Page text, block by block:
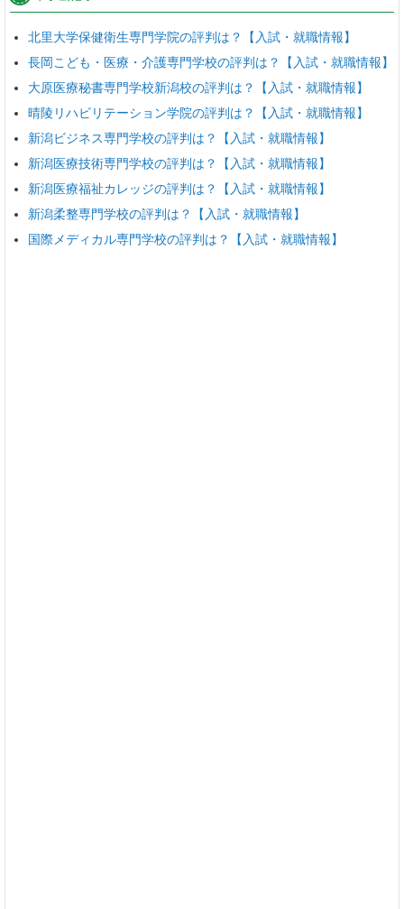
北里大学保健衛生専門学院の評判は？【入試・就職情報】
長岡こども・医療・介護専門学校の評判は？【入試・就職情報】
大原医療秘書専門学校新潟校の評判は？【入試・就職情報】
晴陵リハビリテーション学院の評判は？【入試・就職情報】
新潟ビジネス専門学校の評判は？【入試・就職情報】
新潟医療技術専門学校の評判は？【入試・就職情報】
新潟医療福祉カレッジの評判は？【入試・就職情報】
新潟柔整専門学校の評判は？【入試・就職情報】
国際メディカル専門学校の評判は？【入試・就職情報】